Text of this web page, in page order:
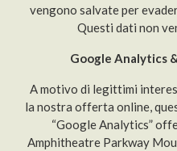
vengono salvate per
Questi dati non
Google Analytics
A motivo di legittimi
la nostra offerta online,
“Google Analytics”
Amphitheatre Parkway